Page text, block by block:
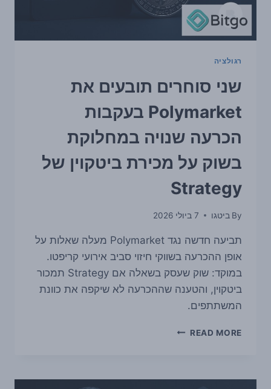
רגולציה
שני סוחרים תובעים את
Polymarket בעקבות
הכרעה שנויה במחלוקת
בשוק על מכירת ביטקוין של
Strategy
By ביטגו 7 ביולי 2026
תביעה חדשה נגד Polymarket מעלה שאלות על
אופן ההכרעה בשווקי חיזוי סביב אירועי קריפטו.
במוקד: שוק שעסק בשאלה אם Strategy תמכור
ביטקוין, והטענה שההכרעה לא שיקפה את כוונת
המשתתפים.
READ MORE שני
POLYMARKET